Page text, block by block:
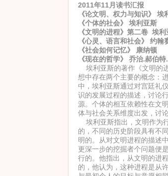
2011年11月读书汇报
《论文明、权力与知识》 埃
《个体的社会》 埃利亚斯
《文明的进程》第二卷 埃利
《心灵、语言和社会》 约翰
《社会如何记忆》 康纳顿
《现在的哲学》 乔治.郝伯特
埃利亚斯的著作《文明的
想中存在两个主要的概念：
中，埃利亚斯通过对宫廷礼
识的发展过程的描述，讨论
源。个体的相互依赖性在文
体与社会关系维度出发，讨
埃利亚斯指出，文明作为
的，不同的历史阶段具有不
明的。从对文明进程的描述
更深一步的挖掘者个问题便
行的。他指出，从文明的进
的，他认为，这种进程是从